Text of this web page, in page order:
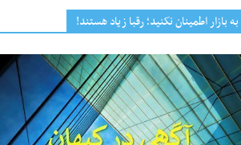
به بازار اطمینان نکنید؛ رقبا زیاد هستند!